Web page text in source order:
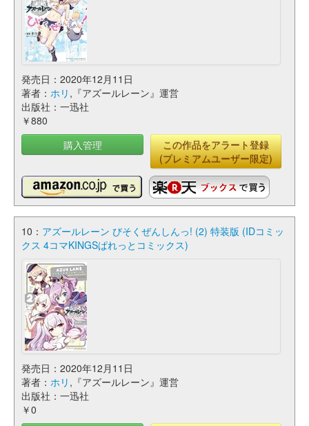
発売日：2020年12月11日
著者： ホリ ,『アズールレーン』運営
出版社：一迅社
￥880
購入管理
この作品をアラート登録
(プレミアムユーザー限定)
10： アズールレーン びそくぜんしんっ! (2) 特装版 (IDコミッ
クス 4コマKINGSぱれっとコミックス)
発売日：2020年12月11日
著者： ホリ ,『アズールレーン』運営
出版社：一迅社
￥0